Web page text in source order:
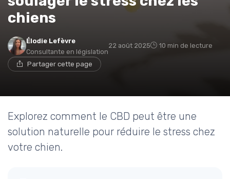
chiens
Élodie Lefèvre
Consultante en législation
22 août 2025 10 min de lecture
Partager cette page
Explorez comment le CBD peut être une
solution naturelle pour réduire le stress chez
votre chien.